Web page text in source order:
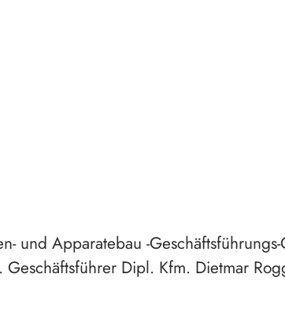
und Apparatebau -
Dipl. Kfm. Dietmar